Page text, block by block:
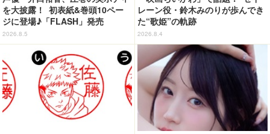
を大披露！ 初表紙&巻頭10ペー
ジに登場♪「FLASH」発売
2026.8.5
レーン役・鈴木みのりが歩んでき
た“歌姫”の軌跡
2026.8.4